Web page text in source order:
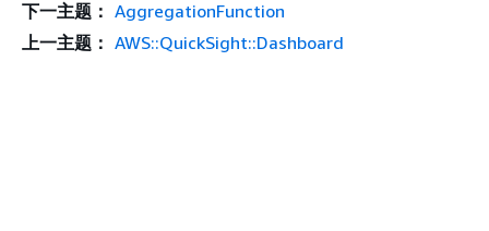
下一主题： AggregationFunction
上一主题： AWS::QuickSight::Dashboard